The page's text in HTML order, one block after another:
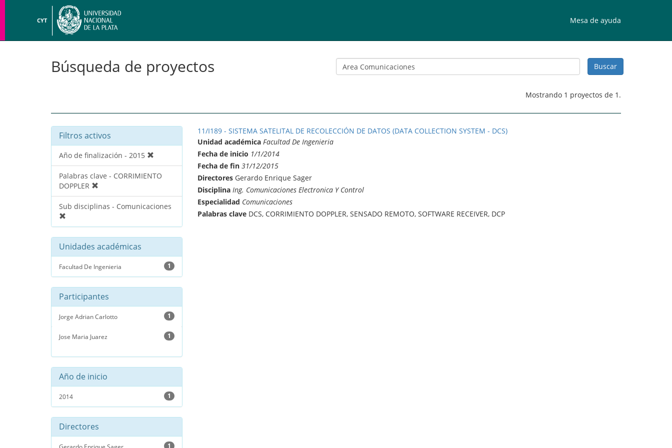
CYT Mesa de ayuda
Búsqueda de proyectos
Mostrando 1 proyectos de 1.
Filtros activos
Año de finalización - 2015
Palabras clave - CORRIMIENTO
DOPPLER
Sub disciplinas - Comunicaciones
Unidades académicas
Facultad De Ingenieria 1
Participantes
Jorge Adrian Carlotto 1
Jose Maria Juarez 1
Año de inicio
2014 1
Directores
Gerardo Enrique Sager 1
11/I189 - SISTEMA SATELITAL DE RECOLECCIÓN DE DATOS (DATA COLLECTION SYSTEM - DCS)
Unidad académica Facultad De Ingenieria
Fecha de inicio 1/1/2014
Fecha de fin 31/12/2015
DirectoresGerardo Enrique Sager
Disciplina Ing. Comunicaciones Electronica Y Control
Especialidad Comunicaciones
Palabras claveDCS, CORRIMIENTO DOPPLER, SENSADO REMOTO, SOFTWARE RECEIVER, DCP